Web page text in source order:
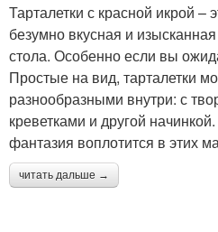
Тарталетки с красной икрой –
безумно вкусная и
стола. Особенно если вы
Простые на вид, тарталетки
разнообразными внутри: с
креветками и другой
фантазия воплотится в этих
читать дальше →